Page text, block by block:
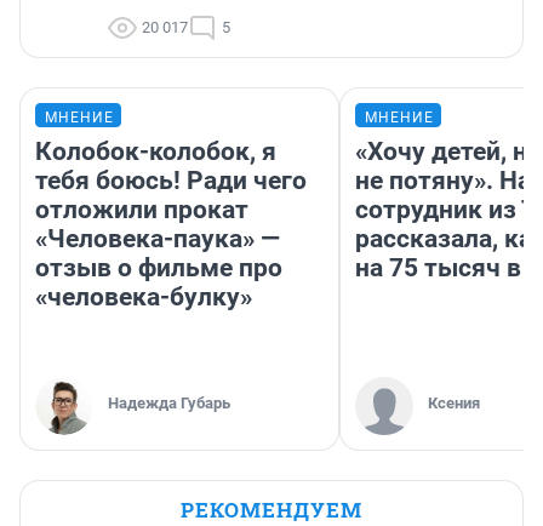
20 017 5
МНЕНИЕ
Колобок-колобок, я
тебя боюсь! Ради чего
отложили прокат
«Человека-паука» —
отзыв о фильме про
«человека-булку»
Надежда Губарь
МНЕНИЕ
«Хочу детей,
не потяну».
сотрудник из
рассказала,
на 75 тысяч в
Ксения
РЕКОМЕНДУЕМ